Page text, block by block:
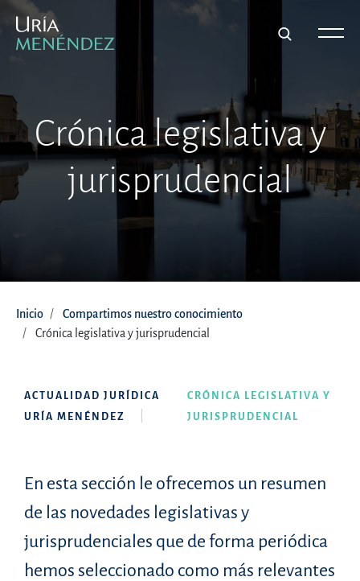
Crónica legislativa y
jurisprudencial
Inicio
Compartimos nuestro conocimiento
Crónica legislativa y jurisprudencial
ACTUALIDAD JURÍDICA
URÍA MENÉNDEZ
CRÓNICA LEGISLATIVA Y
JURISPRUDENCIAL
En esta sección le ofrecemos un resumen
de las novedades legislativas y
jurisprudenciales que de forma periódica
hemos seleccionado como más relevantes